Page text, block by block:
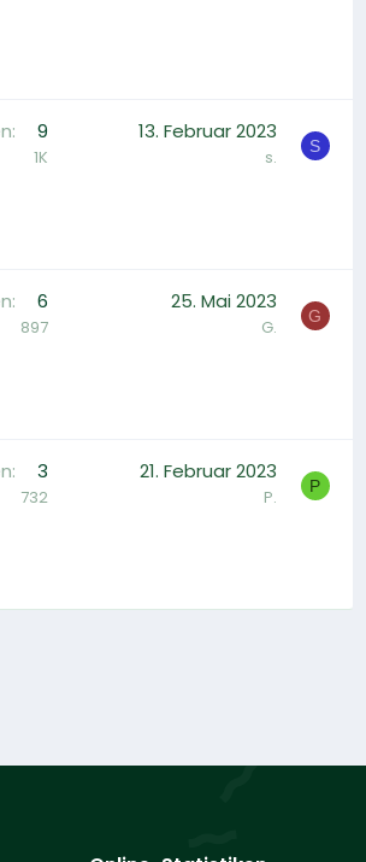
9
1K
13. Februar 2023
s. S
6
897
25. Mai 2023
G. G
3
732
21. Februar 2023
P. P